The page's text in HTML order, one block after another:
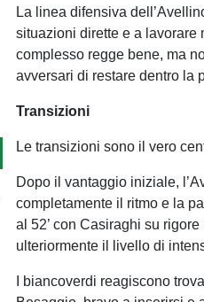
La linea difensiva
situazioni dirette e a lavorare
complesso regge bene, ma
avversari di restare dentro la
Transizioni
Le transizioni sono il vero
Dopo il vantaggio iniziale,
completamente il ritmo e la
al 52’ con Casiraghi su
ulteriormente il livello di
I biancoverdi reagiscono